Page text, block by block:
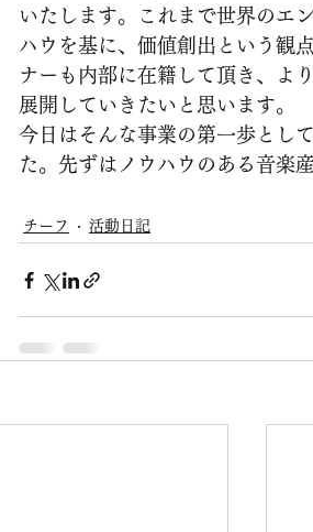
いたします。これまで世界のエ
ハウを基に、価値創出という観
ナーも内部に在籍して頂き、よ
展開していきたいと思います。
今日はそんな事業の第一歩とし
た。先ずはノウハウのある音楽
チーフ 活動日記